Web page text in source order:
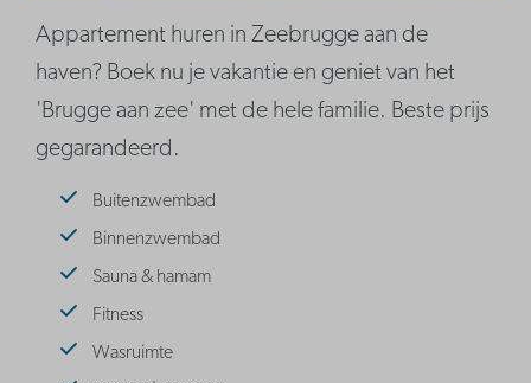
Appartement huren in Zeebrugge aan de
haven? Boek nu je vakantie en geniet van het
'Brugge aan zee' met de hele familie. Beste prijs
gegarandeerd.
Buitenzwembad
Binnenzwembad
Sauna & hamam
Fitness
Wasruimte